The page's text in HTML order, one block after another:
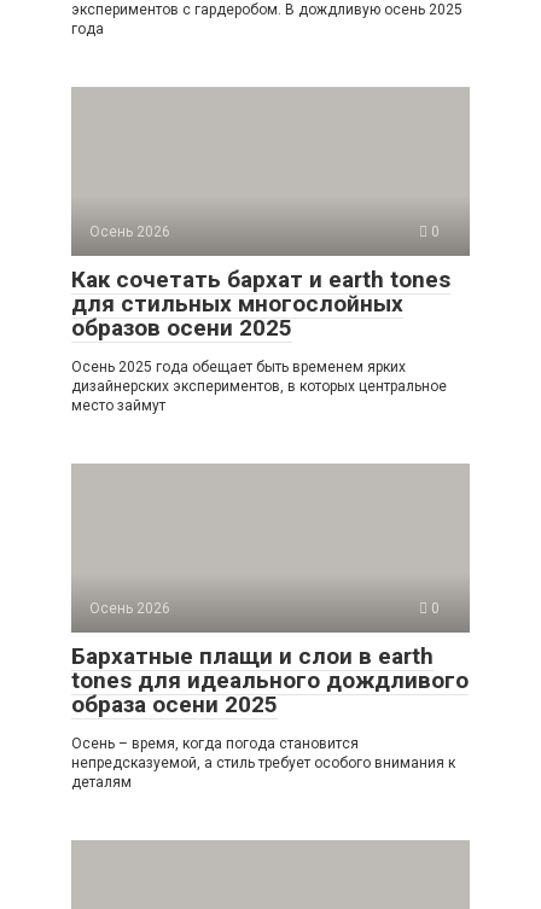
экспериментов с гардеробом. В дождливую осень 2025
года
Осень 2026 0
Как сочетать бархат и earth tones
для стильных многослойных
образов осени 2025
Осень 2025 года обещает быть временем ярких
дизайнерских экспериментов, в которых центральное
место займут
Осень 2026 0
Бархатные плащи и слои в earth
tones для идеального дождливого
образа осени 2025
Осень – время, когда погода становится
непредсказуемой, а стиль требует особого внимания к
деталям